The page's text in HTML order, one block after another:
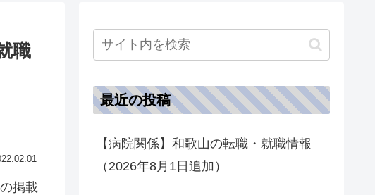
職
掲載
最近の投稿
【病院関係】和歌山の転職・就職情報
（2026年8月1日追加）